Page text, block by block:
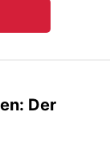
Der